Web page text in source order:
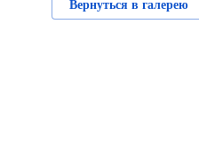
Вернуться в галерею